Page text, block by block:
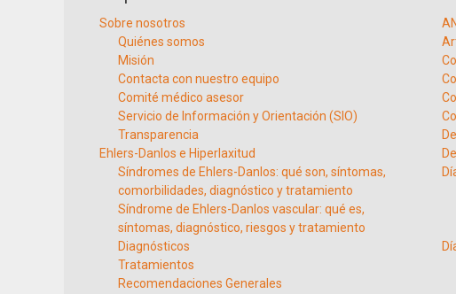
Sobre nosotros
Quiénes somos
Misión
Contacta con nuestro equipo
Comité médico asesor
Servicio de Información y Orientación (SIO)
Transparencia
Ehlers-Danlos e Hiperlaxitud
Síndromes de Ehlers-Danlos: qué son, síntomas,
comorbilidades, diagnóstico y tratamiento
Síndrome de Ehlers-Danlos vascular: qué es,
síntomas, diagnóstico, riesgos y tratamiento
Diagnósticos
Tratamientos
Recomendaciones Generales